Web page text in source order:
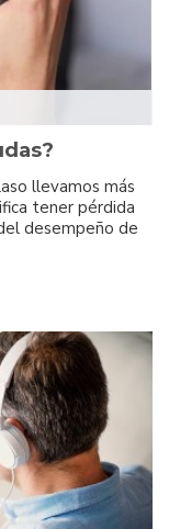
llevamos más
tener pérdida
desempeño de